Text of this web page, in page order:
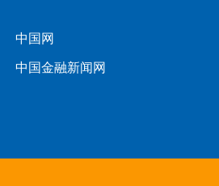
中国网
中国金融新闻网